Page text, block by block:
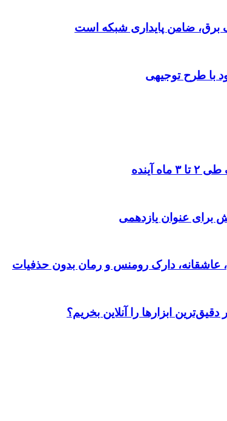
با طرح توجیهی
برای عنوان یازدهمی
ابزارها را آنلاین بخریم؟